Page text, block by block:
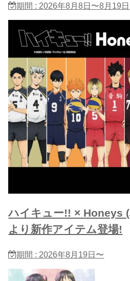
期間 : 2026年8月8日〜8月19日
ハイキュー!! × Honeys
より新作アイテム登場!
期間 : 2026年8月19日〜